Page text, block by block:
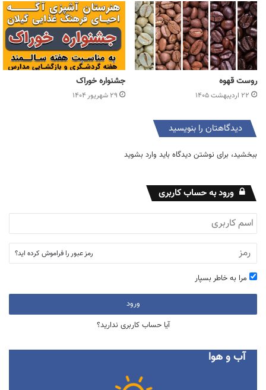
روست قهوه
۲۲ اردیبهشت ۱۴۰۵
جشنواره خوراک
۲۹ شهریور ۱۴۰۴
دیدگاهتان را بنویسید
ببخشید، برای نوشتن دیدگاه باید وارد بشوید
ورود به حساب کاربری
رمز عبور را فراموش کرده اید؟
مرا به خاطر بسپار
ورود
آیا حساب کاربری ندارید؟
آب و هوا